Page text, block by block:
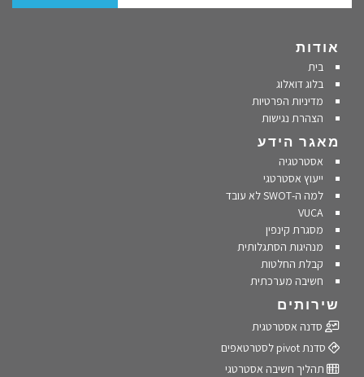
אודות
בית
בלוג דואלוג
מדיניות הפרטיות
הצהרת נגישות
מאגר הידע
אסטרטגיה
ייעוץ אסטרטגי
למה ה-SWOT לא עובד
VUCA
מסגרת קינפין
מנהיגות הסתגלותית
קבלת החלטות
חשיבה מערכתית
שירותים
סדנה אסטרטגית
סדנת pivot לסטרטאפים
תהליך חשיבה אסטרטגי